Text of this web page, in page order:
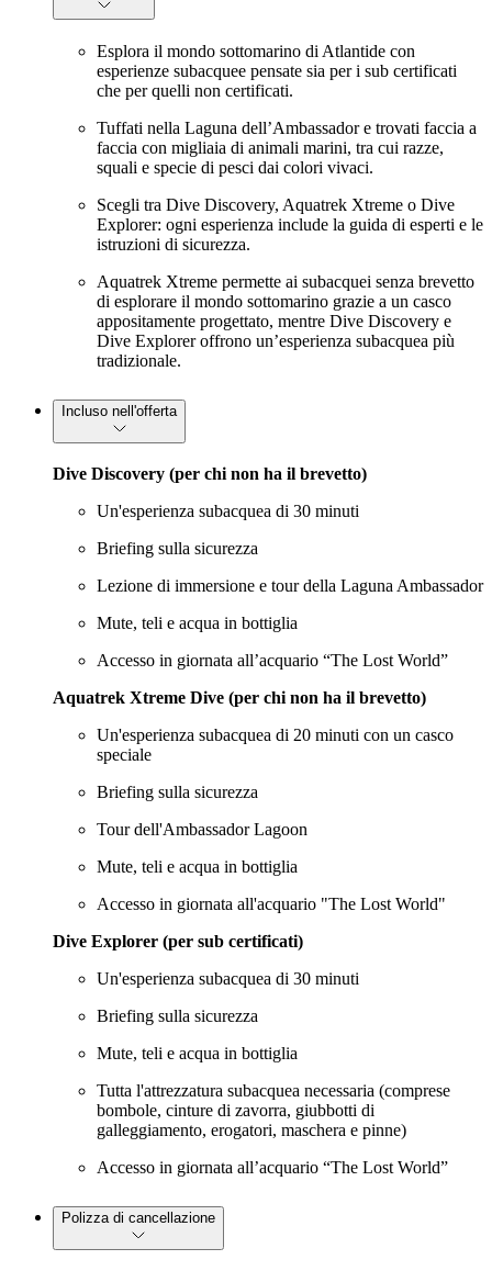
Esplora il mondo sottomarino di Atlantide con
esperienze subacquee pensate sia per i sub certificati
che per quelli non certificati.
Tuffati nella Laguna dell’Ambassador e trovati faccia a
faccia con migliaia di animali marini, tra cui razze,
squali e specie di pesci dai colori vivaci.
Scegli tra Dive Discovery, Aquatrek Xtreme o Dive
Explorer: ogni esperienza include la guida di esperti e le
istruzioni di sicurezza.
Aquatrek Xtreme permette ai subacquei senza brevetto
di esplorare il mondo sottomarino grazie a un casco
appositamente progettato, mentre Dive Discovery e
Dive Explorer offrono un’esperienza subacquea più
tradizionale.
Incluso nell'offerta
Dive Discovery (per chi non ha il brevetto)
Un'esperienza subacquea di 30 minuti
Briefing sulla sicurezza
Lezione di immersione e tour della Laguna Ambassador
Mute, teli e acqua in bottiglia
Accesso in giornata all’acquario “The Lost World”
Aquatrek Xtreme Dive (per chi non ha il brevetto)
Un'esperienza subacquea di 20 minuti con un casco
speciale
Briefing sulla sicurezza
Tour dell'Ambassador Lagoon
Mute, teli e acqua in bottiglia
Accesso in giornata all'acquario "The Lost World"
Dive Explorer (per sub certificati)
Un'esperienza subacquea di 30 minuti
Briefing sulla sicurezza
Mute, teli e acqua in bottiglia
Tutta l'attrezzatura subacquea necessaria (comprese
bombole, cinture di zavorra, giubbotti di
galleggiamento, erogatori, maschera e pinne)
Accesso in giornata all’acquario “The Lost World”
Polizza di cancellazione